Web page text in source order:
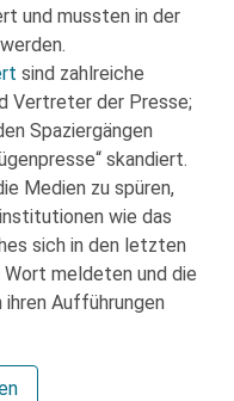
und mussten in der
sind zahlreiche
Vertreter der Presse;
Spaziergängen
skandiert.
Medien zu spüren,
wie das
sich in den letzten
meldeten und die
Aufführungen